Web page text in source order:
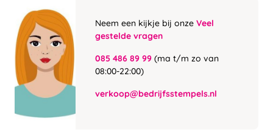
Neem een kijkje bij onze Veel
gestelde vragen
085 486 89 99 (ma t/m zo van
08:00-22:00)
verkoop@bedrijfsstempels.nl